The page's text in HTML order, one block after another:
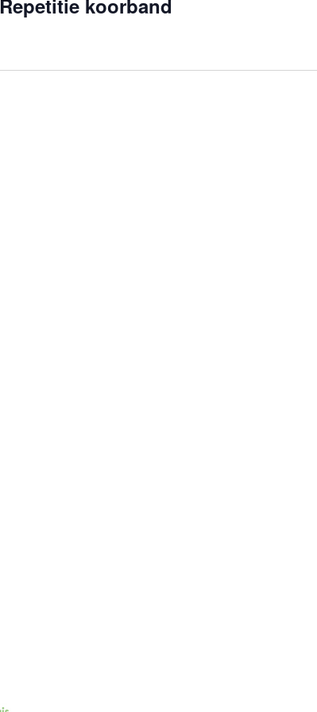
Repetitie koorband